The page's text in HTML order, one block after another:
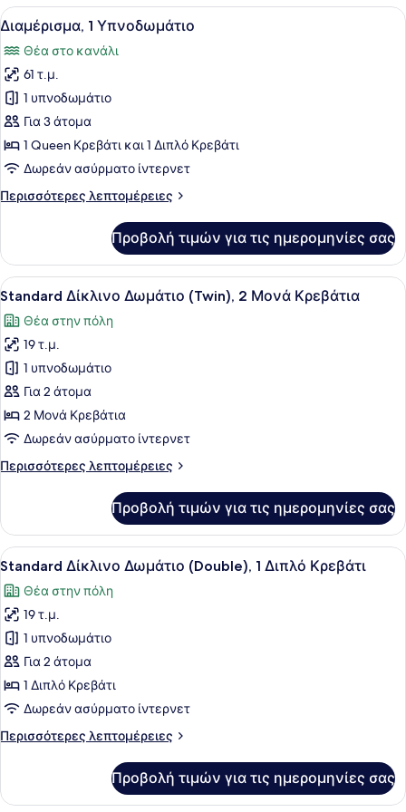
Υπνοδωμάτιο
Προβολή
όλων
των
φωτογραφιών
για
Διαμέρισμα,
1
Υπνοδωμάτιο
Ένα δωμάτιο ξενοδοχείου με ένα
9
Διαμέρισμα, 1 Υπνοδωμάτιο
Θέα στο κανάλι
61 τ.μ.
1 υπνοδωμάτιο
Για 3 άτομα
1 Queen Κρεβάτι και 1 Διπλό Κρεβάτι
Δωρεάν ασύρματο ίντερνετ
Περισσότερες λεπτομέρειες
Περισσότερες
1
Υπνοδωμάτιο
Προβολή τιμών για τις ημερομηνίες σας
Προβολή
όλων
των
φωτογραφιών
για
Standard
Δίκλινο
Δωμάτιο
(Twin),
2
Ένα δωμάτιο ξενοδοχείου με δύο
5
Standard Δίκλινο Δωμάτιο (Twin), 2 Μονά Κρεβάτια
Θέα στην πόλη
19 τ.μ.
1 υπνοδωμάτιο
Για 2 άτομα
2 Μονά Κρεβάτια
Δωρεάν ασύρματο ίντερνετ
Περισσότερες λεπτομέρειες
Περισσότερες
Δίκλινο
Δωμάτιο
(Twin),
Μονά
Κρεβάτια
Προβολή τιμών για τις ημερομηνίες σας
Προβολή
όλων
των
φωτογραφιών
για
Standard
Δίκλινο
Δωμάτιο
(Double),
1
Ένα δωμάτιο ξενοδοχείου με ένα
5
Standard Δίκλινο Δωμάτιο (Double), 1 Διπλό Κρεβάτι
Θέα στην πόλη
19 τ.μ.
1 υπνοδωμάτιο
Για 2 άτομα
1 Διπλό Κρεβάτι
Δωρεάν ασύρματο ίντερνετ
Περισσότερες λεπτομέρειες
Περισσότερες
Δίκλινο
Προβολή τιμών για τις ημερομηνίες σας